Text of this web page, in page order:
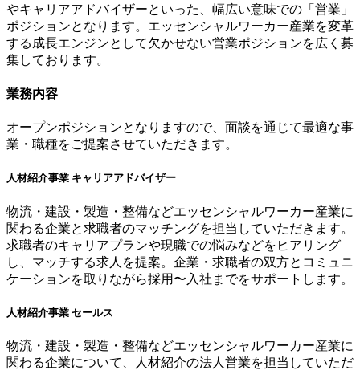
やキャリアアドバイザーといった、幅広い意味での「営業」
ポジションとなります。エッセンシャルワーカー産業を変革
する成長エンジンとして欠かせない営業ポジションを広く募
集しております。
業務内容
オープンポジションとなりますので、面談を通じて最適な事
業・職種をご提案させていただきます。
人材紹介事業 キャリアアドバイザー
物流・建設・製造・整備などエッセンシャルワーカー産業に
関わる企業と求職者のマッチングを担当していただきます。
求職者のキャリアプランや現職での悩みなどをヒアリング
し、マッチする求人を提案。企業・求職者の双方とコミュニ
ケーションを取りながら採用〜入社までをサポートします。
人材紹介事業 セールス
物流・建設・製造・整備などエッセンシャルワーカー産業に
関わる企業について、人材紹介の法人営業を担当していただ